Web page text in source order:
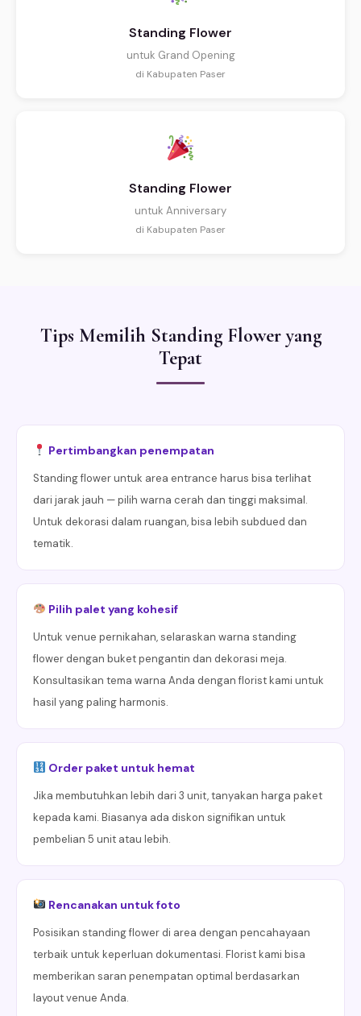
Standing Flower
untuk Grand Opening
di Kabupaten Paser
Standing Flower
untuk Anniversary
di Kabupaten Paser
Tips Memilih Standing Flower yang
Tepat
Pertimbangkan penempatan
Standing flower untuk area entrance harus bisa terlihat
dari jarak jauh — pilih warna cerah dan tinggi maksimal.
Untuk dekorasi dalam ruangan, bisa lebih subdued dan
tematik.
Pilih palet yang kohesif
Untuk venue pernikahan, selaraskan warna standing
flower dengan buket pengantin dan dekorasi meja.
Konsultasikan tema warna Anda dengan florist kami untuk
hasil yang paling harmonis.
Order paket untuk hemat
Jika membutuhkan lebih dari 3 unit, tanyakan harga paket
kepada kami. Biasanya ada diskon signifikan untuk
pembelian 5 unit atau lebih.
Rencanakan untuk foto
Posisikan standing flower di area dengan pencahayaan
terbaik untuk keperluan dokumentasi. Florist kami bisa
memberikan saran penempatan optimal berdasarkan
layout venue Anda.